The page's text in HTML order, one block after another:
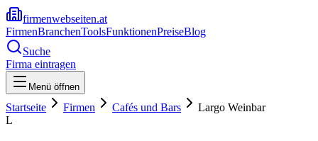
firmenwebseiten.at
FirmenBranchenToolsFunktionenPreiseBlog
Suche
Firma eintragen
Menü öffnen
Startseite Firmen Cafés und Bars
Largo Weinbar
L